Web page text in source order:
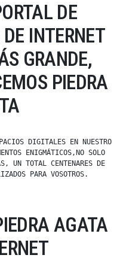
DE
INTERNET
GRANDE,
PIEDRA
DIGITALES EN NUESTRO
ENIGMÁTICOS,NO SOLO
UN TOTAL CENTENARES DE
PARA VOSOTROS.
AGATA